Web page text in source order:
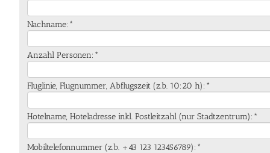
Nachname:*
Anzahl Personen:*
Fluglinie, Flugnummer, Abflugszeit (z.b. 10:20 h):*
Hotelname, Hoteladresse inkl. Postleitzahl (nur Stadtzentrum):*
Mobiltelefonnummer (z.b. +43 123 123456789):*